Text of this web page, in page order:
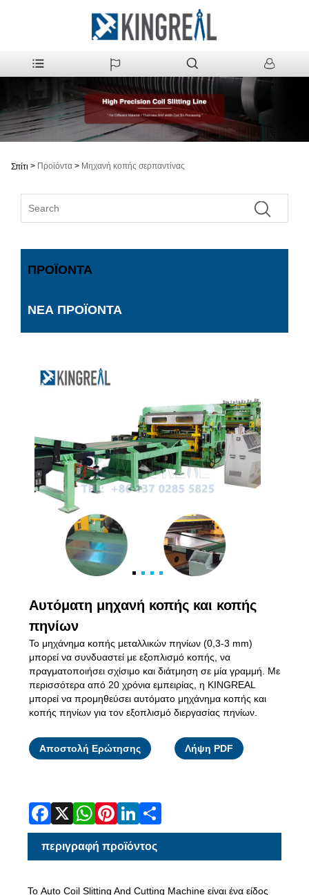
Σπίτι > Προϊόντα > Μηχανή κοπής σερπαντίνας
ΠΡΟΪΌΝΤΑ
ΝΈΑ ΠΡΟΪΌΝΤΑ
Αυτόματη μηχανή κοπής και κοπής
πηνίων
Το μηχάνημα κοπής μεταλλικών πηνίων (0,3-3 mm)
μπορεί να συνδυαστεί με εξοπλισμό κοπής, να
πραγματοποιήσει σχίσιμο και διάτμηση σε μία γραμμή. Με
περισσότερα από 20 χρόνια εμπειρίας, η KINGREAL
μπορεί να προμηθεύσει αυτόματο μηχάνημα κοπής και
κοπής πηνίων για τον εξοπλισμό διεργασίας πηνίων.
Αποστολή Ερώτησης Λήψη PDF
περιγραφή προϊόντος
Το Auto Coil Slitting And Cutting Machine είναι ένα είδος